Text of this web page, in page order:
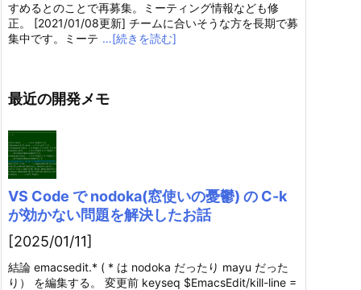
すめるとのことで再募集。ミーティング情報なども修
正。 [2021/01/08更新] チームに合いそうな方を長期で募
集中です。ミーテ …[続きを読む]
最近の開発メモ
VS Code で nodoka(窓使いの憂鬱) の C-k
が効かない問題を解決したお話
[2025/01/11]
結論 emacsedit.* ( * は nodoka だったり mayu だった
り） を編集する。 変更前 keyseq $EmacsEdit/kill-line =